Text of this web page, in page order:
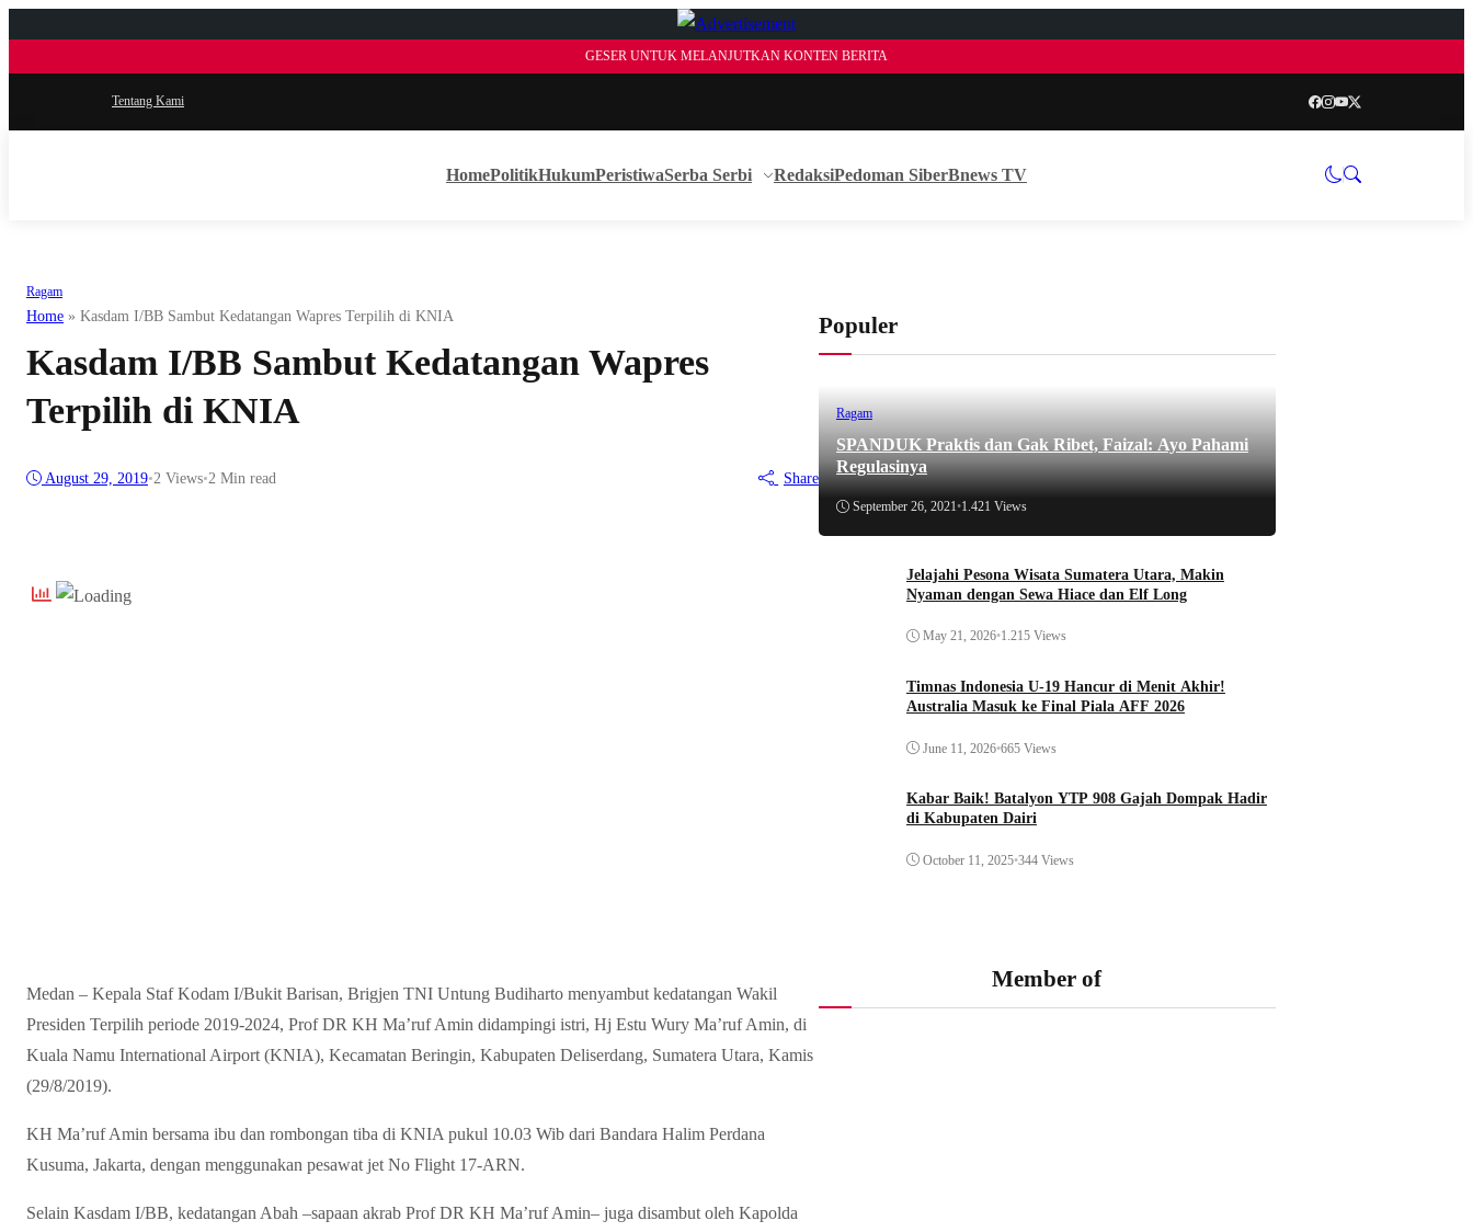
GESER UNTUK MELANJUTKAN KONTEN BERITA
Tentang Kami
HomePolitikHukumPeristiwaSerba Serbi RedaksiPedoman SiberBnews TV
Ragam
Home » Kasdam I/BB Sambut Kedatangan Wapres Terpilih di KNIA
Kasdam I/BB Sambut Kedatangan Wapres
Terpilih di KNIA
August 29, 2019•2 Views•2 Min read Share
Medan – Kepala Staf Kodam I/Bukit Barisan, Brigjen TNI Untung Budiharto menyambut kedatangan Wakil
Presiden Terpilih periode 2019-2024, Prof DR KH Ma’ruf Amin didampingi istri, Hj Estu Wury Ma’ruf Amin, di
Kuala Namu International Airport (KNIA), Kecamatan Beringin, Kabupaten Deliserdang, Sumatera Utara, Kamis
(29/8/2019).
KH Ma’ruf Amin bersama ibu dan rombongan tiba di KNIA pukul 10.03 Wib dari Bandara Halim Perdana
Kusuma, Jakarta, dengan menggunakan pesawat jet No Flight 17-ARN.
Selain Kasdam I/BB, kedatangan Abah –sapaan akrab Prof DR KH Ma’ruf Amin– juga disambut oleh Kapolda
Populer
Ragam
SPANDUK Praktis dan Gak Ribet, Faizal: Ayo Pahami
Regulasinya
September 26, 2021•1.421 Views
Jelajahi Pesona Wisata Sumatera Utara, Makin
Nyaman dengan Sewa Hiace dan Elf Long
May 21, 2026•1.215 Views
Timnas Indonesia U-19 Hancur di Menit Akhir!
Australia Masuk ke Final Piala AFF 2026
June 11, 2026•665 Views
Kabar Baik! Batalyon YTP 908 Gajah Dompak Hadir
di Kabupaten Dairi
October 11, 2025•344 Views
Member of